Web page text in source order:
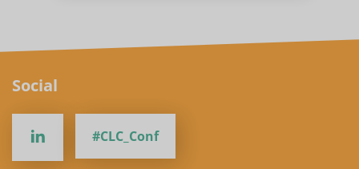
Social
#CLC_Conf